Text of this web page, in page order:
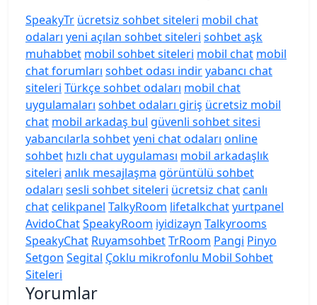
SpeakyTr ücretsiz sohbet siteleri mobil chat
odaları yeni açılan sohbet siteleri sohbet aşk
muhabbet mobil sohbet siteleri mobil chat mobil
chat forumları sohbet odası indiryabancı chat
siteleri Türkçe sohbet odaları mobil chat
uygulamaları sohbet odaları giriş ücretsiz mobil
chat mobil arkadaş bul güvenli sohbet sitesi
yabancılarla sohbetyeni chat odaları online
sohbet hızlı chat uygulaması mobil arkadaşlık
siteleri anlık mesajlaşma görüntülü sohbet
odaları sesli sohbet siteleri ücretsiz chatcanlı
chatcelikpanel TalkyRoom lifetalkchatyurtpanel
AvidoChatSpeakyRoom iyidizayn Talkyrooms
SpeakyChat RuyamsohbetTrRoom Pangi Pinyo
Setgon Segital Çoklu mikrofonlu Mobil Sohbet
Siteleri
Yorumlar